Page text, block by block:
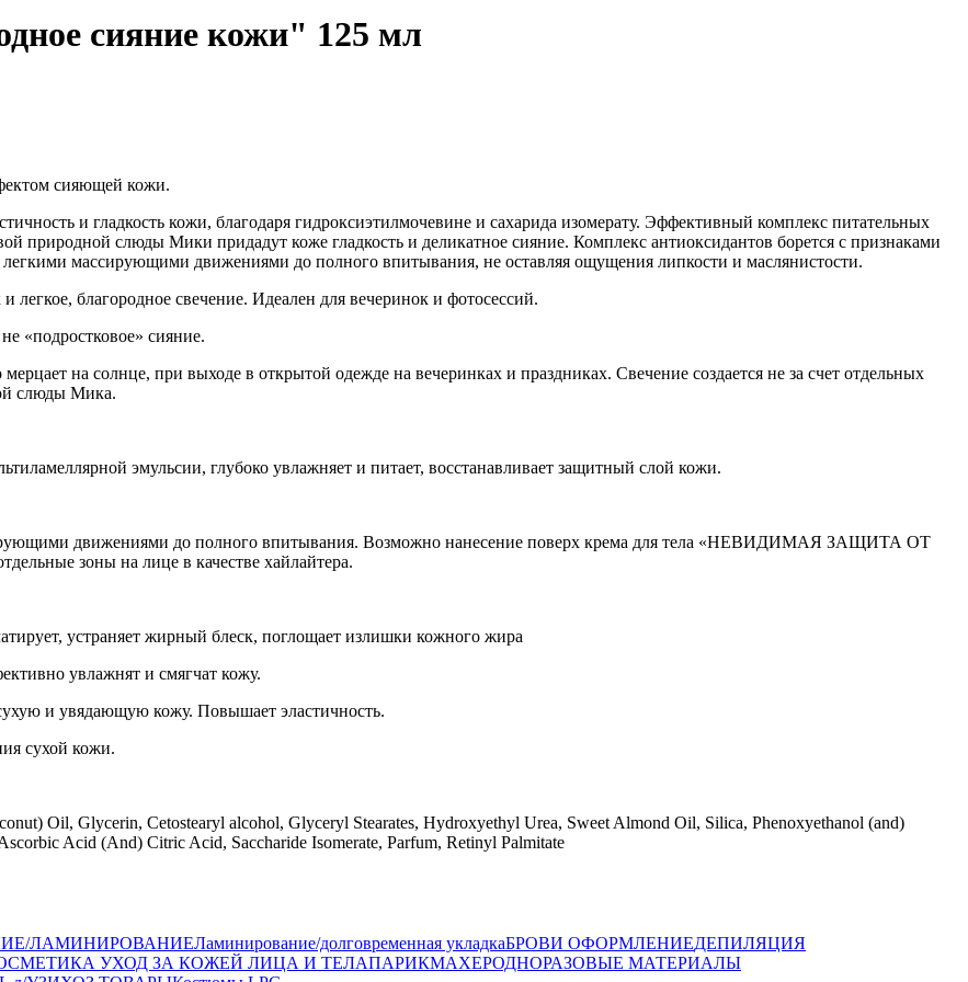
сияние кожи" 125 мл
сияющей кожи.
и гладкость кожи, благодаря гидроксиэтилмочевине и сахарида изомерату. Эффективный комплекс питательных
природной слюды Мики придадут коже гладкость и деликатное сияние. Комплекс антиоксидантов борется с признаками
легкими массирующими движениями до полного впитывания, не оставляя ощущения липкости и маслянистости.
благородное свечение. Идеален для вечеринок и фотосессий.
«подростковое» сияние.
на солнце, при выходе в открытой одежде на вечеринках и праздниках. Свечение создается не за счет отдельных
слюды Мика.
эмульсии, глубоко увлажняет и питает, восстанавливает защитный слой кожи.
движениями до полного впитывания. Возможно нанесение поверх крема для тела «НЕВИДИМАЯ ЗАЩИТА ОТ
зоны на лице в качестве хайлайтера.
устраняет жирный блеск, поглощает излишки кожного жира
увлажнят и смягчат кожу.
и увядающую кожу. Повышает эластичность.
сухой кожи.
Oil, Glycerin, Cetostearyl alcohol, Glyceryl Stearates, Hydroxyethyl Urea, Sweet Almond Oil, Silica, Phenoxyethanol (and)
Acid (And) Citric Acid, Saccharide Isomerate, Parfum, Retinyl Palmitate
ЛАМИНИРОВАНИЕЛаминирование/долговременная укладкаБРОВИ ОФОРМЛЕНИЕДЕПИЛЯЦИЯ
УХОД ЗА КОЖЕЙ ЛИЦА И ТЕЛАПАРИКМАХЕРОДНОРАЗОВЫЕ МАТЕРИАЛЫ